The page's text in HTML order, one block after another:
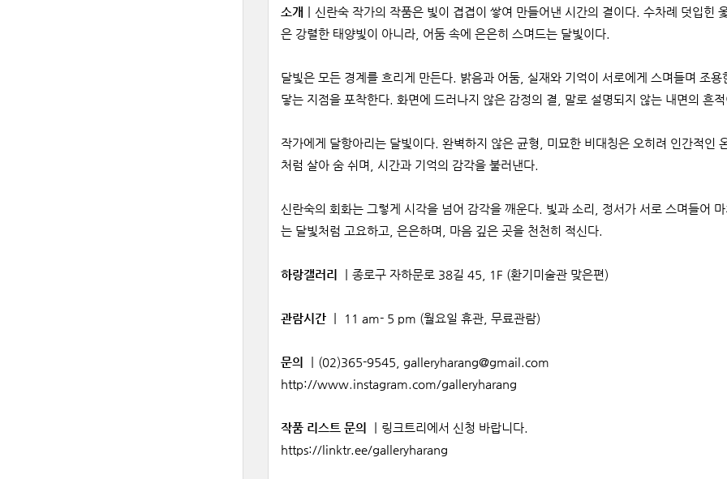
소개
ㅣ신란숙 작가의 작품은 빛이 겹겹이 쌓여 만들어낸 시간의 결이다. 수차례 덧입
은 강렬한 태양빛이 아니라, 어둠 속에 은은히 스며드는 달빛이다.
달빛은 모든 경계를 흐리게 만든다. 밝음과 어둠, 실재와 기억이 서로에게 스며들며 조
닿는 지점을 포착한다. 화면에 드러나지 않은 감정의 결, 말로 설명되지 않는 내면의 흔
작가에게 달항아리는 달빛이다. 완벽하지 않은 균형, 미묘한 비대칭은 오히려 인간적인
처럼 살아 숨 쉬며, 시간과 기억의 감각을 불러낸다.
신란숙의 회화는 그렇게 시각을 넘어 감각을 깨운다. 빛과 소리, 정서가 서로 스며들어
는 달빛처럼 고요하고, 은은하며, 마음 깊은 곳을 천천히 적신다.
하랑갤러리 종로구 자하문로 38길 45, 1F (환기미술관 맞은편)
관람시간 11 am- 5 pm (월요일 휴관, 무료관람)
문의
ㅣ(02)365-9545, galleryharang@gmail.com
http://www.instagram.com/galleryharang
작품 리스트 문의
ㅣ링크트리에서 신청 바랍니다.
https://linktr.ee/galleryharang